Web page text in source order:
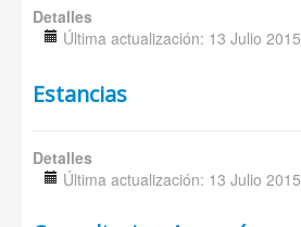
Detalles
Última actualización: 13 Julio 2015
Estancias
Detalles
Última actualización: 13 Julio 2015